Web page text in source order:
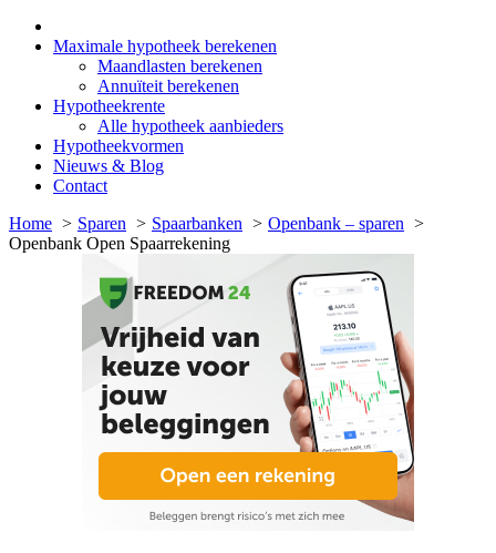
Maximale hypotheek berekenen
Maandlasten berekenen
Annuïteit berekenen
Hypotheekrente
Alle hypotheek aanbieders
Hypotheekvormen
Nieuws & Blog
Contact
Home
Sparen Spaarbanken
Openbank – sparen
Openbank Open Spaarrekening